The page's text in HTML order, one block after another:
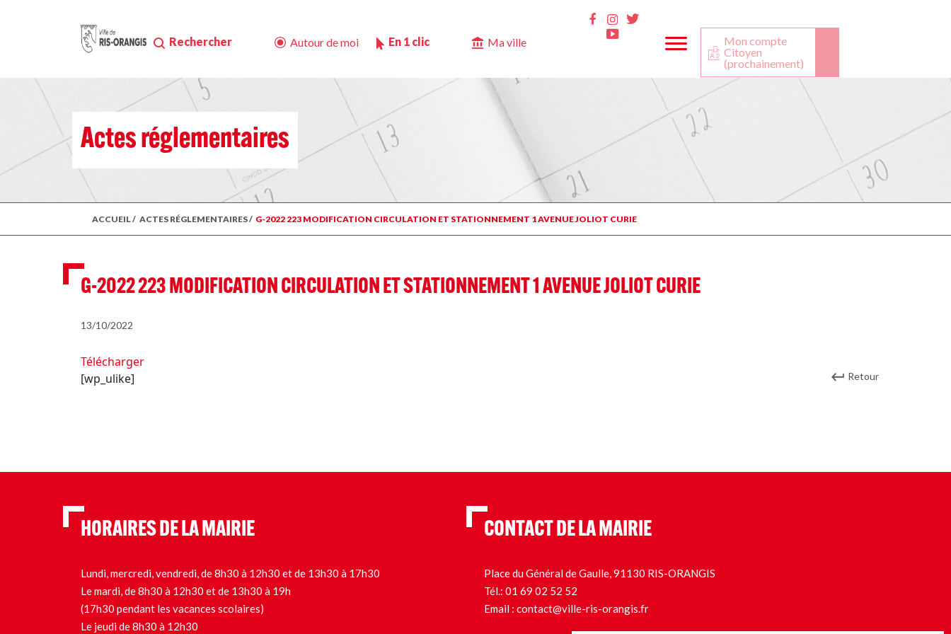
Rechercher Autour de moi En 1 clic Ma ville
Facebook
InstaTwitter
Youtube
Mon compte
Citoyen
(prochainement)
Actes réglementaires
ACCUEIL/ ACTES RÉGLEMENTAIRES/ G-2022 223 MODIFICATION CIRCULATION ET STATIONNEMENT 1 AVENUE JOLIOT CURIE
G-2022 223 MODIFICATION CIRCULATION ET STATIONNEMENT 1 AVENUE JOLIOT CURIE
13/10/2022
Télécharger
[wp_ulike]
Retour
HORAIRES DE LA MAIRIE
Lundi, mercredi, vendredi, de 8h30 à 12h30 et de 13h30 à 17h30
Le mardi, de 8h30 à 12h30 et de 13h30 à 19h
(17h30 pendant les vacances scolaires)
Le jeudi de 8h30 à 12h30
CONTACT DE LA MAIRIE
Place du Général de Gaulle, 91130 RIS-ORANGIS
Tél.: 01 69 02 52 52
Email : contact@ville-ris-orangis.fr